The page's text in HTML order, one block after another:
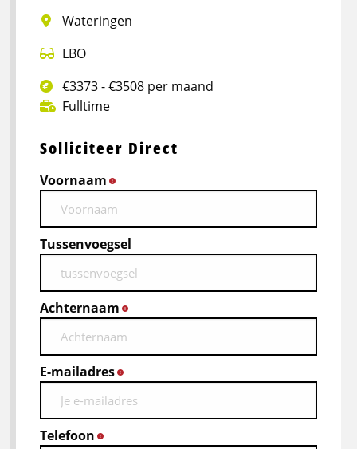
Wateringen
LBO
€3373 - €3508 per maand
Fulltime
Solliciteer Direct
Voornaam
Tussenvoegsel
Achternaam
E-mailadres
Telefoon